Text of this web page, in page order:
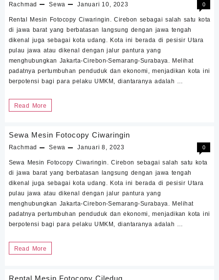
Rachmad Sewa Januari 10, 2023 0
Rental Mesin Fotocopy Ciwaringin. Cirebon sebagai salah satu kota
di jawa barat yang berbatasan langsung dengan jawa tengah
dikenal juga sebagai kota udang. Kota ini berada di pesisir Utara
pulau jawa atau dikenal dengan jalur pantura yang
menghubungkan Jakarta-Cirebon-Semarang-Surabaya. Melihat
padatnya pertumbuhan penduduk dan ekonomi, menjadikan kota ini
berpotensi bagi para pelaku UMKM, diantaranya adalah …
Rental
Read More
Sewa Mesin Fotocopy Ciwaringin
Rachmad Sewa Januari 8, 2023 0
Sewa Mesin Fotocopy Ciwaringin. Cirebon sebagai salah satu kota
di jawa barat yang berbatasan langsung dengan jawa tengah
dikenal juga sebagai kota udang. Kota ini berada di pesisir Utara
pulau jawa atau dikenal dengan jalur pantura yang
menghubungkan Jakarta-Cirebon-Semarang-Surabaya. Melihat
padatnya pertumbuhan penduduk dan ekonomi, menjadikan kota ini
berpotensi bagi para pelaku UMKM, diantaranya adalah …
Sewa
Read More
Rental Mesin Fotocopy Ciledug